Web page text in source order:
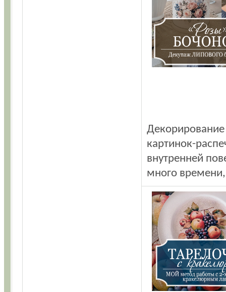
картинок-
внутренней
много